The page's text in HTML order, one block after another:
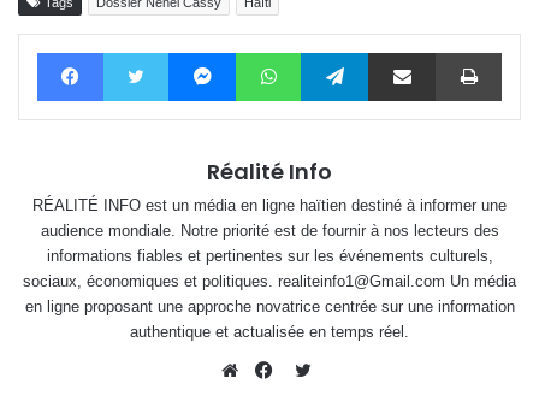
FacebookTwitter MessengerWhatsAppTelegram Partager par email
Réalité Info
RÉALITÉ INFO est un média en ligne haïtien destiné à informer une
audience mondiale. Notre priorité est de fournir à nos lecteurs des
informations fiables et pertinentes sur les événements culturels,
sociaux, économiques et politiques. realiteinfo1@Gmail.com Un média
en ligne proposant une approche novatrice centrée sur une information
authentique et actualisée en temps réel.